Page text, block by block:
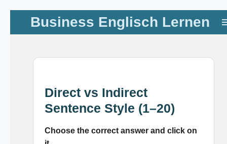
Zum
Hauptinhalt
springen
Business Englisch Lernen
Direct vs Indirect
Sentence Style (1–20)
Choose the correct answer and click on